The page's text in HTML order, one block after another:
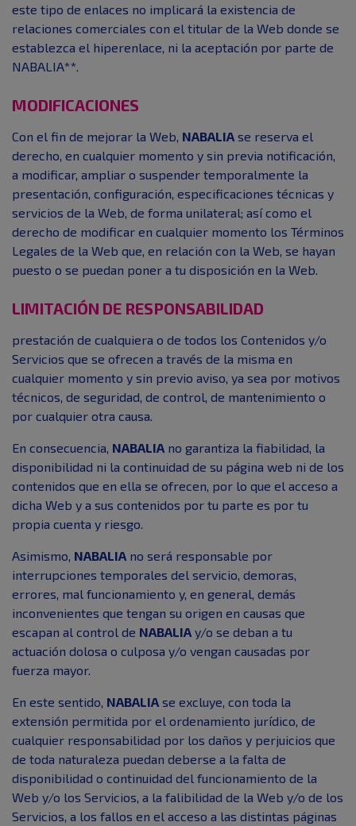
este tipo de enlaces no implicará la existencia de
relaciones comerciales con el titular de la Web donde se
establezca el hiperenlace, ni la aceptación por parte de
NABALIA**.
MODIFICACIONES
Con el fin de mejorar la Web, NABALIA se reserva el
derecho, en cualquier momento y sin previa notificación,
a modificar, ampliar o suspender temporalmente la
presentación, configuración, especificaciones técnicas y
servicios de la Web, de forma unilateral; así como el
derecho de modificar en cualquier momento los Términos
Legales de la Web que, en relación con la Web, se hayan
puesto o se puedan poner a tu disposición en la Web.
LIMITACIÓN DE RESPONSABILIDAD
prestación de cualquiera o de todos los Contenidos y/o
Servicios que se ofrecen a través de la misma en
cualquier momento y sin previo aviso, ya sea por motivos
técnicos, de seguridad, de control, de mantenimiento o
por cualquier otra causa.
En consecuencia, NABALIA no garantiza la fiabilidad, la
disponibilidad ni la continuidad de su página web ni de los
contenidos que en ella se ofrecen, por lo que el acceso a
dicha Web y a sus contenidos por tu parte es por tu
propia cuenta y riesgo.
Asimismo, NABALIA no será responsable por
interrupciones temporales del servicio, demoras,
errores, mal funcionamiento y, en general, demás
inconvenientes que tengan su origen en causas que
escapan al control de NABALIA y/o se deban a tu
actuación dolosa o culposa y/o vengan causadas por
fuerza mayor.
En este sentido, NABALIA se excluye, con toda la
extensión permitida por el ordenamiento jurídico, de
cualquier responsabilidad por los daños y perjuicios que
de toda naturaleza puedan deberse a la falta de
disponibilidad o continuidad del funcionamiento de la
Web y/o los Servicios, a la falibilidad de la Web y/o de los
Servicios, a los fallos en el acceso a las distintas páginas